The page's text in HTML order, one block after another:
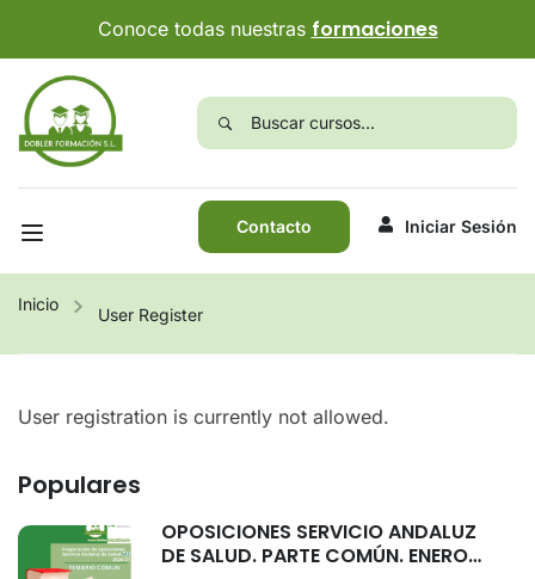
Conoce todas nuestras formaciones
Contacto Iniciar Sesión
Inicio
User Register
User registration is currently not allowed.
Populares
OPOSICIONES SERVICIO ANDALUZ
DE SALUD. PARTE COMÚN. ENERO